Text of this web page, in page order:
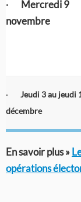
· Mercredi9
novembre
· Jeudi 3 au jeudi
décembre
En savoir plus »
opérations